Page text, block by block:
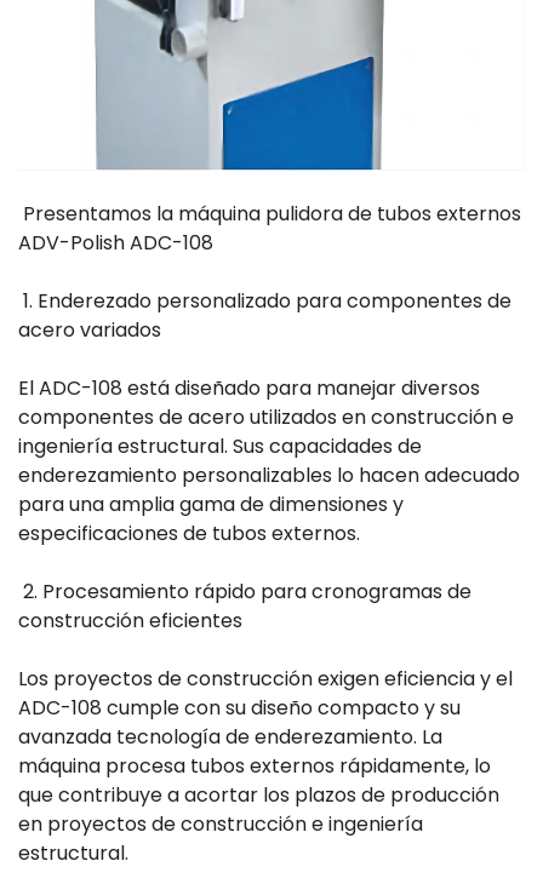
Presentamos la máquina pulidora de tubos externos
ADV-Polish ADC-108
1. Enderezado personalizado para componentes de
acero variados
El ADC-108 está diseñado para manejar diversos
componentes de acero utilizados en construcción e
ingeniería estructural. Sus capacidades de
enderezamiento personalizables lo hacen adecuado
para una amplia gama de dimensiones y
especificaciones de tubos externos.
2. Procesamiento rápido para cronogramas de
construcción eficientes
Los proyectos de construcción exigen eficiencia y el
ADC-108 cumple con su diseño compacto y su
avanzada tecnología de enderezamiento. La
máquina procesa tubos externos rápidamente, lo
que contribuye a acortar los plazos de producción
en proyectos de construcción e ingeniería
estructural.